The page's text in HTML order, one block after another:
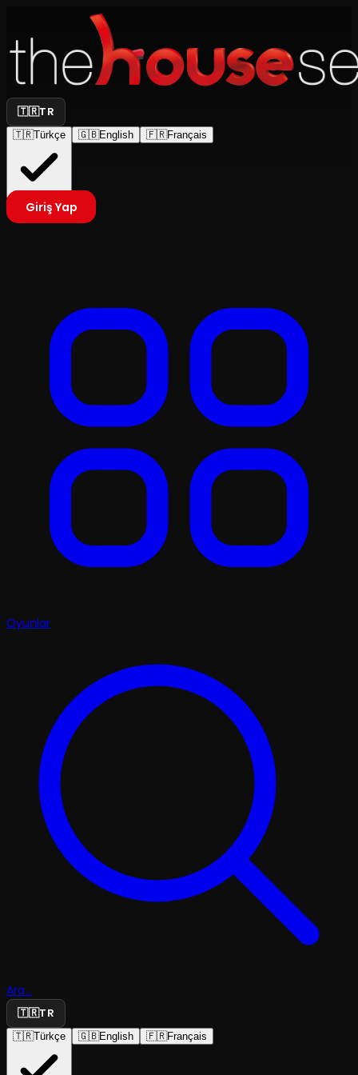
🇹🇷TR
🇹🇷Türkçe 🇬🇧English 🇫🇷Français
Giriş Yap
Oyunlar
Ara...
🇹🇷TR
🇹🇷Türkçe 🇬🇧English 🇫🇷Français